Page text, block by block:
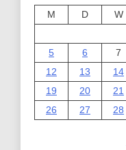
M
D W
5
6 7
12
13 14
19
20 21
26
27 28